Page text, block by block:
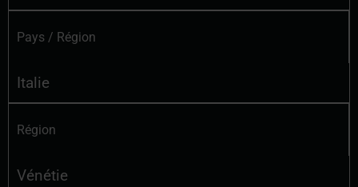
Pays / Région
Italie
Région
Vénétie